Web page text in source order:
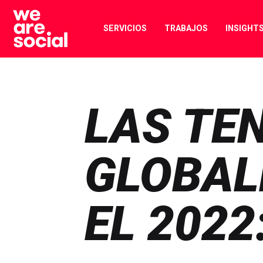
Skip
content
SERVICIOS TRABAJOS INSIGHTS
LAS
EL